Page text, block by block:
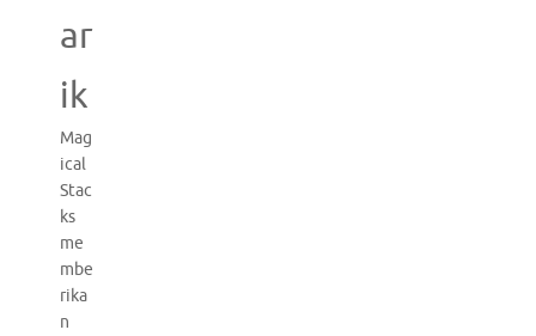
ar
ik
Mag
ical
Stac
ks
me
mbe
rika
n